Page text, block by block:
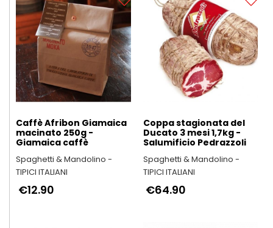
Caffè Afribon Giamaica
macinato 250g -
Giamaica caffè
Spaghetti & Mandolino -
TIPICI ITALIANI
€12.90
Coppa stagionata del
Ducato 3 mesi 1,7kg -
Salumificio Pedrazzoli
Spaghetti & Mandolino -
TIPICI ITALIANI
€64.90